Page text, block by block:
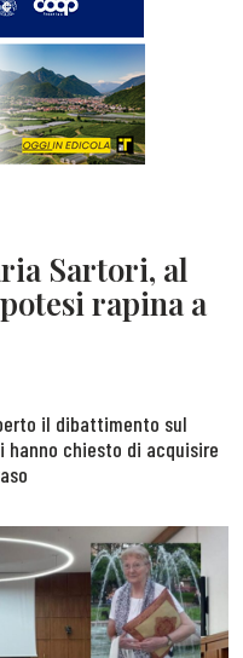
Sartori, al
rapina a
il dibattimento sul
chiesto di acquisire